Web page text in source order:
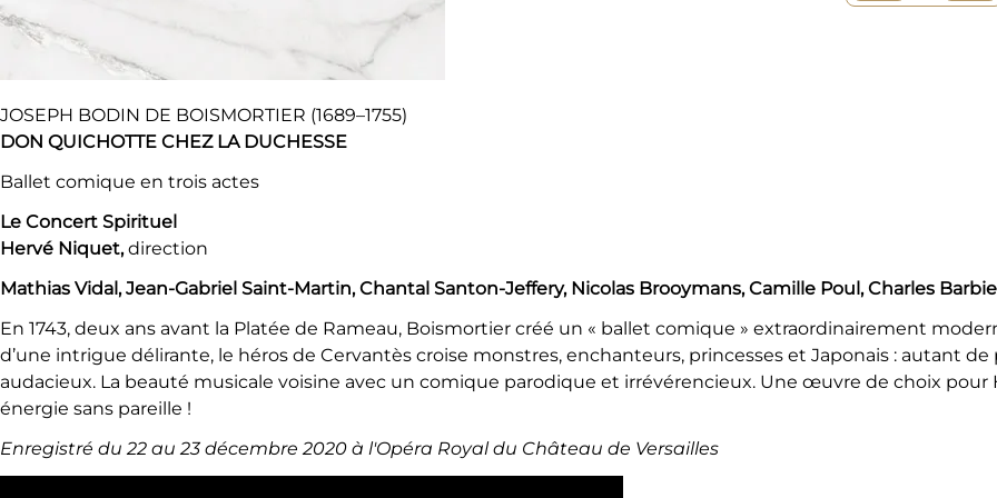
JOSEPH BODIN DE BOISMORTIER (1689–1755)
DON QUICHOTTE CHEZ LA DUCHESSE
Ballet comique en trois actes
Le Concert Spirituel
Hervé Niquet,direction
Mathias Vidal, Jean-Gabriel Saint-Martin, Chantal Santon-Jeffery, Nicolas Brooymans, Camille Poul, Charles Barbie
En 1743, deux ans avant la Platée de Rameau, Boismortier créé un « ballet comique » extraordinairement
d’une intrigue délirante, le héros de Cervantès croise monstres, enchanteurs, princesses et Japonais : autant
audacieux. La beauté musicale voisine avec un comique parodique et irrévérencieux. Une œuvre de choix
énergie sans pareille !
Enregistré du 22 au 23 décembre 2020 à l'Opéra Royal du Château de Versailles